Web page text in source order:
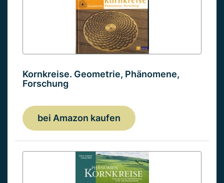
Kornkreise. Geometrie, Phänomene,
Forschung
bei Amazon kaufen